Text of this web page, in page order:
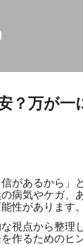
？万が
があるから
病気やケガ
性があります。
視点から整
作るためのヒ